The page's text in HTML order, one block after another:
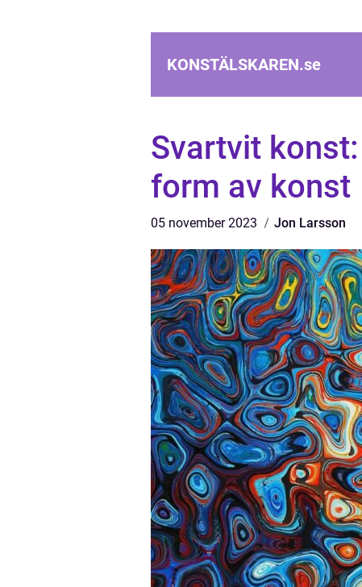
KONSTÄLSKAREN.se
Svartvit
form av konst
05 november 2023 Jon Larsson